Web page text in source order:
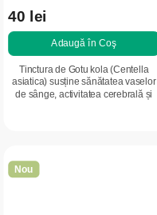
40 lei
Adaugă în Coş
Tinctura de Gotu kola (Centella
asiatica) susține sănătatea vaselor
de sânge, activitatea cerebrală și
Nou